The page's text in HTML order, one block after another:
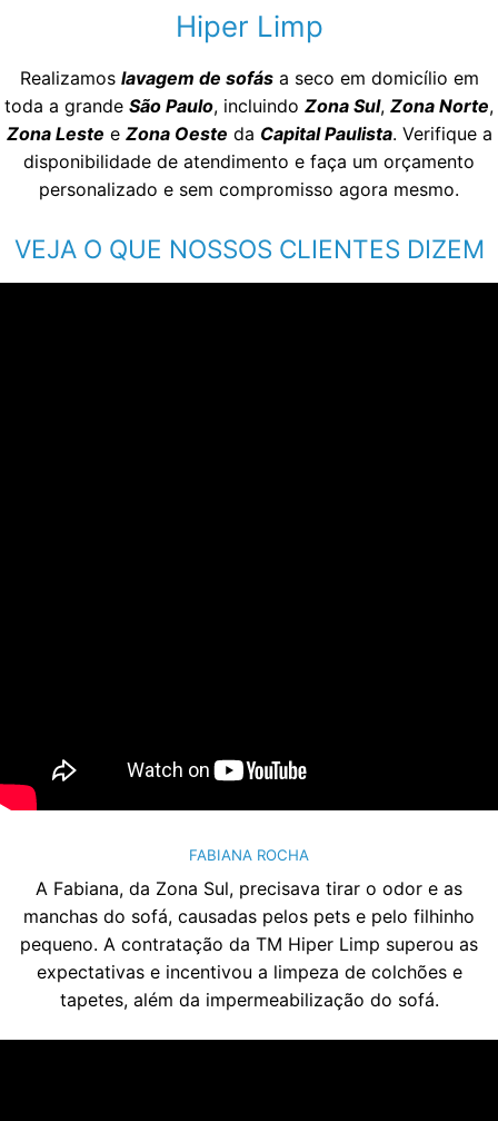
Hiper Limp
Realizamos lavagem de sofása seco em domicílio em
toda a grande São Paulo, incluindo Zona Sul, Zona Norte,
Zona Leste e Zona Oeste da Capital Paulista. Verifique a
disponibilidade de atendimento e faça um orçamento
personalizado e sem compromisso agora mesmo.
VEJA O QUE NOSSOS CLIENTES DIZEM
FABIANA ROCHA
A Fabiana, da Zona Sul, precisava tirar o odor e as
manchas do sofá, causadas pelos pets e pelo filhinho
pequeno. A contratação da TM Hiper Limp superou as
expectativas e incentivou a limpeza de colchões e
tapetes, além da impermeabilização do sofá.